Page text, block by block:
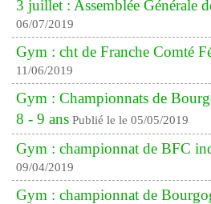
3 juillet : Assemblée Générale
06/07/2019
Gym : cht de Franche Comté
11/06/2019
Gym : Championnats de
8 - 9 ans Publié le le 05/05/2019
Gym : championnat de BFC
09/04/2019
Gym : championnat de